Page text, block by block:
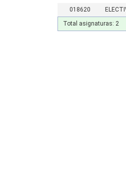
018620
Total asignaturas: 2